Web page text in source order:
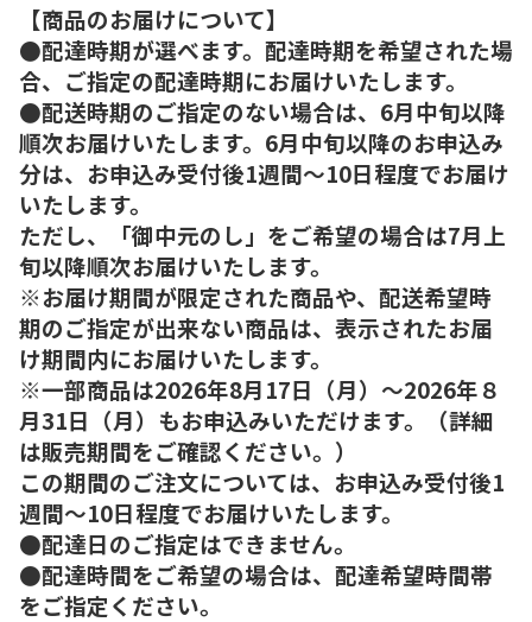
【商品のお届けについて】
●配達時期が選べます。配達時期を希望された場
合、ご指定の配達時期にお届けいたします。
●配送時期のご指定のない場合は、6月中旬以降
順次お届けいたします。6月中旬以降のお申込み
分は、お申込み受付後1週間～10日程度でお届け
いたします。
ただし、「御中元のし」をご希望の場合は7月上
旬以降順次お届けいたします。
※お届け期間が限定された商品や、配送希望時
期のご指定が出来ない商品は、表示されたお届
け期間内にお届けいたします。
※一部商品は2026年8月17日（月）～2026年８
月31日（月）もお申込みいただけます。（詳細
は販売期間をご確認ください。）
この期間のご注文については、お申込み受付後1
週間～10日程度でお届けいたします。
●配達日のご指定はできません。
●配達時間をご希望の場合は、配達希望時間帯
をご指定ください。